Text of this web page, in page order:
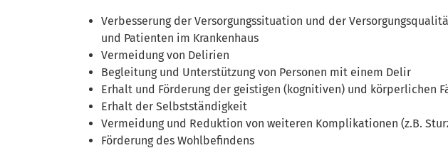
Verbesserung der Versorgungssituation und der
und Patienten im Krankenhaus
Vermeidung von Delirien
Begleitung und Unterstützung von Personen mit einem Delir
Erhalt und Förderung der geistigen (kognitiven) und körperlichen
Erhalt der Selbstständigkeit
Vermeidung und Reduktion von weiteren Komplikationen (z.B.
Förderung des Wohlbefindens